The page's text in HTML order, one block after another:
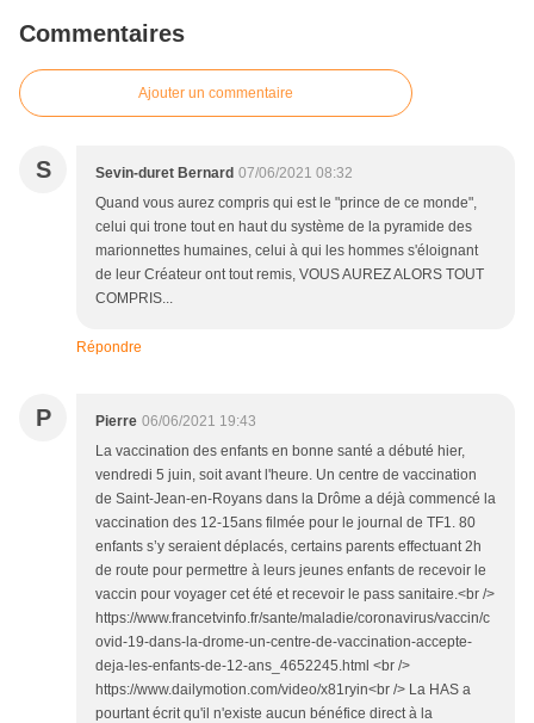
Commentaires
Ajouter un commentaire
S Sevin-duret Bernard 07/06/2021 08:32
Quand vous aurez compris qui est le "prince de ce monde",
celui qui trone tout en haut du système de la pyramide des
marionnettes humaines, celui à qui les hommes s'éloignant
de leur Créateur ont tout remis, VOUS AUREZ ALORS TOUT
COMPRIS...
Répondre
P Pierre 06/06/2021 19:43
La vaccination des enfants en bonne santé a débuté hier,
vendredi 5 juin, soit avant l'heure. Un centre de vaccination
de Saint-Jean-en-Royans dans la Drôme a déjà commencé la
vaccination des 12-15ans filmée pour le journal de TF1. 80
enfants s’y seraient déplacés, certains parents effectuant 2h
de route pour permettre à leurs jeunes enfants de recevoir le
vaccin pour voyager cet été et recevoir le pass sanitaire.<br />
https://www.francetvinfo.fr/sante/maladie/coronavirus/vaccin/c
ovid-19-dans-la-drome-un-centre-de-vaccination-accepte-
deja-les-enfants-de-12-ans_4652245.html <br />
https://www.dailymotion.com/video/x81ryin<br /> La HAS a
pourtant écrit qu'il n'existe aucun bénéfice direct à la